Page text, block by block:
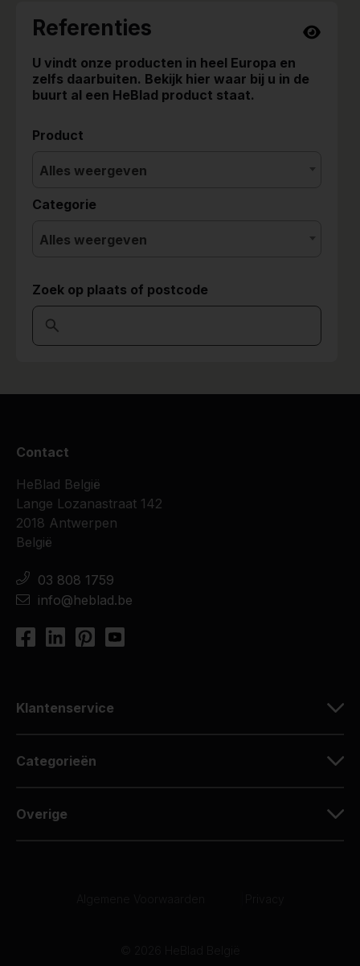
Referenties
U vindt onze producten in heel Europa en
zelfs daarbuiten. Bekijk hier waar bij u in de
buurt al een HeBlad product staat.
Product
Alles weergeven
Categorie
Alles weergeven
Zoek op plaats of postcode
Contact
HeBlad België
Lange Lozanastraat 142
2018 Antwerpen
België
03 808 1759
info@heblad.be
Klantenservice
Categorieën
Overige